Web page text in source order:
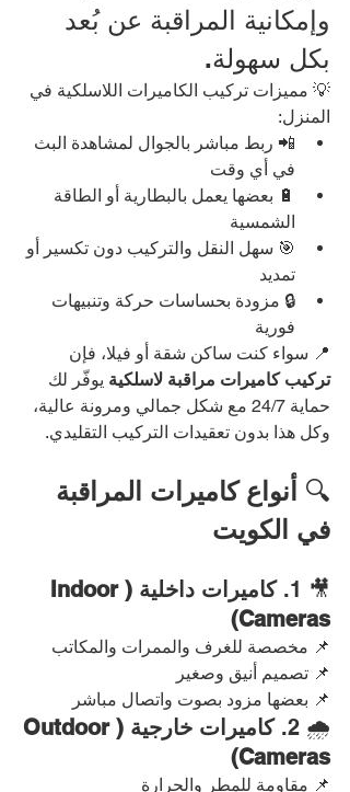
وإمكانية المراقبة عن بُعد
بكل سهولة.
💡 مميزات تركيب الكاميرات اللاسلكية في
المنزل:
📲 ربط مباشر بالجوال لمشاهدة البث
في أي وقت
🔋 بعضها يعمل بالبطارية أو الطاقة
الشمسية
🎯 سهل النقل والتركيب دون تكسير أو
تمديد
🔒 مزودة بحساسات حركة وتنبيهات
فورية
📍 سواء كنت ساكن شقة أو فيلا، فإن
تركيب كاميرات مراقبة لاسلكية يوفّر لك
حماية 24/7 مع شكل جمالي ومرونة عالية،
وكل هذا بدون تعقيدات التركيب التقليدي.
🔍 أنواع كاميرات المراقبة
في الكويت
🎥 1.
كاميرات داخلية (Indoor
Cameras)
📌 مخصصة للغرف والممرات والمكاتب
📌 تصميم أنيق وصغير
📌 بعضها مزود بصوت واتصال مباشر
🌧️ 2.
كاميرات خارجية (Outdoor
Cameras)
📌 مقاومة للمطر والحرارة